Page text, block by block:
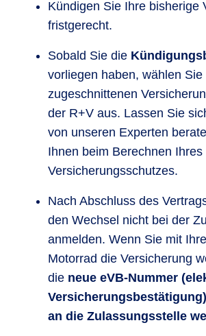
Kündigen Sie Ihre bisherige
fristgerecht.
Sobald Sie die
vorliegen haben, wählen
zugeschnittenen
der R+V aus. Lassen Sie
von unseren Experten
Ihnen beim Berechnen Ihres
Versicherungsschutzes.
Nach Abschluss des
den Wechsel nicht bei der
anmelden. Wenn Sie mit
Motorrad die Versicherung
die neue eVB-Nummer
an die Zulassungsstelle